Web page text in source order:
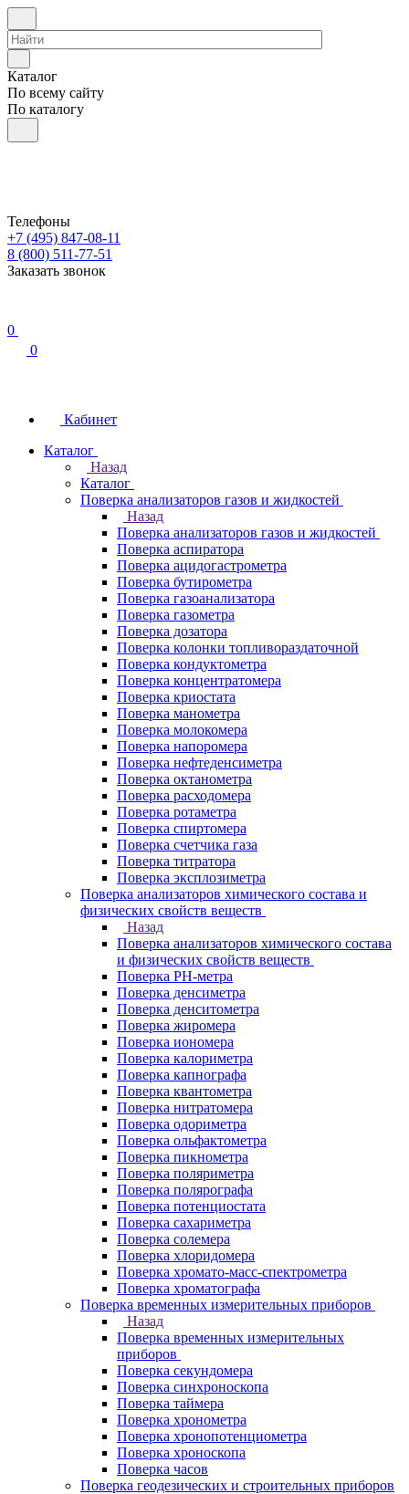
Каталог
По всему сайту
По каталогу
Телефоны
+7 (495) 847-08-11
8 (800) 511-77-51
Заказать звонок
0
0
Кабинет
Каталог
Назад
Каталог
Поверка анализаторов газов и жидкостей
Назад
Поверка анализаторов газов и жидкостей
Поверка аспиратора
Поверка ацидогастрометра
Поверка бутирометра
Поверка газоанализатора
Поверка газометра
Поверка дозатора
Поверка колонки топливораздаточной
Поверка кондуктометра
Поверка концентратомера
Поверка криостата
Поверка манометра
Поверка молокомера
Поверка напоромера
Поверка нефтеденсиметра
Поверка октанометра
Поверка расходомера
Поверка ротаметра
Поверка спиртомера
Поверка счетчика газа
Поверка титратора
Поверка эксплозиметра
Поверка анализаторов химического состава и
физических свойств веществ
Назад
Поверка анализаторов химического состава
и физических свойств веществ
Поверка PH-метра
Поверка денсиметра
Поверка денситометра
Поверка жиромера
Поверка иономера
Поверка калориметра
Поверка капнографа
Поверка квантометра
Поверка нитратомера
Поверка одориметра
Поверка ольфактометра
Поверка пикнометра
Поверка поляриметра
Поверка полярографа
Поверка потенциостата
Поверка сахариметра
Поверка солемера
Поверка хлоридомера
Поверка хромато-масс-спектрометра
Поверка хроматографа
Поверка временных измерительных приборов
Назад
Поверка временных измерительных
приборов
Поверка секундомера
Поверка синхроноскопа
Поверка таймера
Поверка хронометра
Поверка хронопотенциометра
Поверка хроноскопа
Поверка часов
Поверка геодезических и строительных приборов